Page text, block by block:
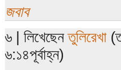
জবাব
৬ | লিখেছেনতুলিরেখা
৬:১৪পূর্বাহ্ন)